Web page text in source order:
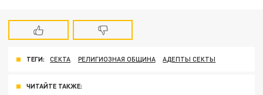
ТЕГИ: СЕКТА РЕЛИГИОЗНАЯ ОБЩИНА АДЕПТЫ СЕКТЫ
ЧИТАЙТЕ ТАКЖЕ: